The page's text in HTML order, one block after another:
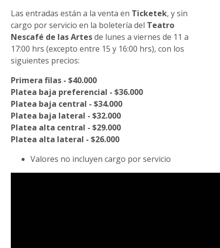
Las entradas están a la venta en Ticketek, y sin
cargo por servicio en la boletería del Teatro
Nescafé de las Artesde lunes a viernes de 11 a
17:00 hrs (excepto entre 15 y 16:00 hrs), con los
siguientes precios:
Primera filas - $40.000
Platea baja preferencial - $36.000
Platea baja central - $34.000
Platea baja lateral - $32.000
Platea alta central - $29.000
Platea alta lateral - $26.000
Valores no incluyen cargo por servicio